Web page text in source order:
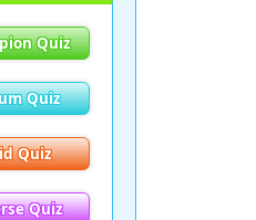
Quiz
Quiz
Quiz
Quiz